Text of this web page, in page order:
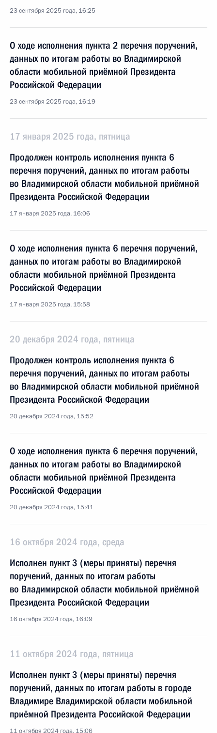
23 сентября 2025 года, 16:25
О ходе исполнения пункта 2 перечня поручений,
данных по итогам работы во Владимирской
области мобильной приёмной Президента
Российской Федерации
23 сентября 2025 года, 16:19
17 января 2025 года, пятница
Продолжен контроль исполнения пункта 6
перечня поручений, данных по итогам работы
во Владимирской области мобильной приёмной
Президента Российской Федерации
17 января 2025 года, 16:06
О ходе исполнения пункта 6 перечня поручений,
данных по итогам работы во Владимирской
области мобильной приёмной Президента
Российской Федерации
17 января 2025 года, 15:58
20 декабря 2024 года, пятница
Продолжен контроль исполнения пункта 6
перечня поручений, данных по итогам работы
во Владимирской области мобильной приёмной
Президента Российской Федерации
20 декабря 2024 года, 15:52
О ходе исполнения пункта 6 перечня поручений,
данных по итогам работы во Владимирской
области мобильной приёмной Президента
Российской Федерации
20 декабря 2024 года, 15:41
16 октября 2024 года, среда
Исполнен пункт 3 (меры приняты) перечня
поручений, данных по итогам работы
во Владимирской области мобильной приёмной
Президента Российской Федерации
16 октября 2024 года, 16:09
11 октября 2024 года, пятница
Исполнен пункт 3 (меры приняты) перечня
поручений, данных по итогам работы в городе
Владимире Владимирской области мобильной
приёмной Президента Российской Федерации
11 октября 2024 года, 15:06